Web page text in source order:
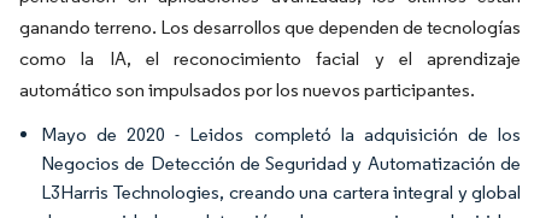
ganando terreno. Los desarrollos que dependen de tecnologías
como la IA, el reconocimiento facial y el aprendizaje
automático son impulsados por los nuevos participantes.
Mayo de 2020 - Leidos completó la adquisición de los
Negocios de Detección de Seguridad y Automatización de
L3Harris Technologies, creando una cartera integral y global